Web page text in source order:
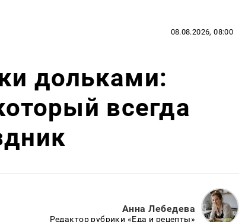
08.08.2026, 08:00
дольками:
всегда
Анна Лебедева
Редактор рубрики «Еда и рецепты»